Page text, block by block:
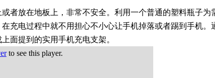
者放在地板上，非常不安全。利用一个普通的塑料瓶子为
充电过程中就不用担心不小心让手机掉落或者踢到手机。
面提到的实用手机充电支架。
to see this player.